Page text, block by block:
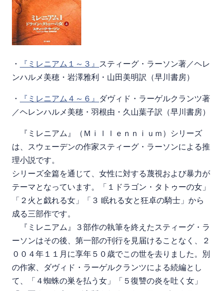
・ 『ミレニアム１～３』
スティーグ・ラーソン著／ヘレ
ンハルメ美穂・岩澤雅利・山田美明訳（早川書房）
・ 『ミレニアム４～６』
ダヴィド・ラーゲルクランツ著
／ヘレンハルメ美穂・羽根由・久山葉子訳（早川書房）
『ミレニアム』（Ｍｉｌｌｅｎｎｉｕｍ）シリーズ
は、スウェーデンの作家スティーグ・ラーソンによる推
理小説です。
シリーズ全篇を通じて、女性に対する蔑視および暴力が
テーマとなっています。「１ドラゴン・タトゥーの女」
「２火と戯れる女」「３ 眠れる女と狂卓の騎士」から
成る三部作です。
『ミレニアム』３部作の執筆を終えたスティーグ・ラ
ーソンはその後、第一部の刊行を見届けることなく、２
００４年１１月に享年５０歳でこの世を去りました。別
の作家、ダヴィド・ラーゲルクランツによる続編とし
て、「４蜘蛛の巣を払う女」「５復讐の炎を吐く女」